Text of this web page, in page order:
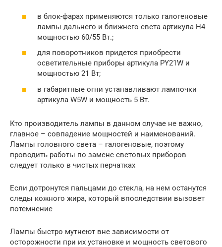
в блок-фарах применяются только галогеновые
лампы дальнего и ближнего света артикула Н4
мощностью 60/55 Вт.;
для поворотников придется приобрести
осветительные приборы артикула PY21W и
мощностью 21 Вт;
в габаритные огни устанавливают лампочки
артикула W5W и мощность 5 Вт.
Кто производитель лампы в данном случае не важно,
главное – совпадение мощностей и наименований.
Лампы головного света – галогеновые, поэтому
проводить работы по замене световых приборов
следует только в чистых перчатках
Если дотронутся пальцами до стекла, на нем останутся
следы кожного жира, который впоследствии вызовет
потемнение
Лампы быстро мутнеют вне зависимости от
осторожности при их установке и мощность светового